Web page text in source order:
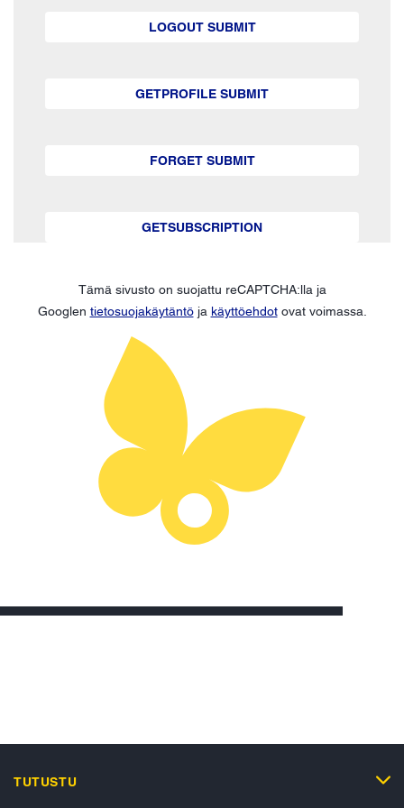
LOGOUT SUBMIT
GETPROFILE SUBMIT
FORGET SUBMIT
GETSUBSCRIPTION
Tämä sivusto on suojattu reCAPTCHA:lla ja
Googlen tietosuojakäytäntöja käyttöehdotovat voimassa.
TUTUSTU